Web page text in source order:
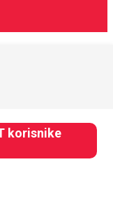
korisnike